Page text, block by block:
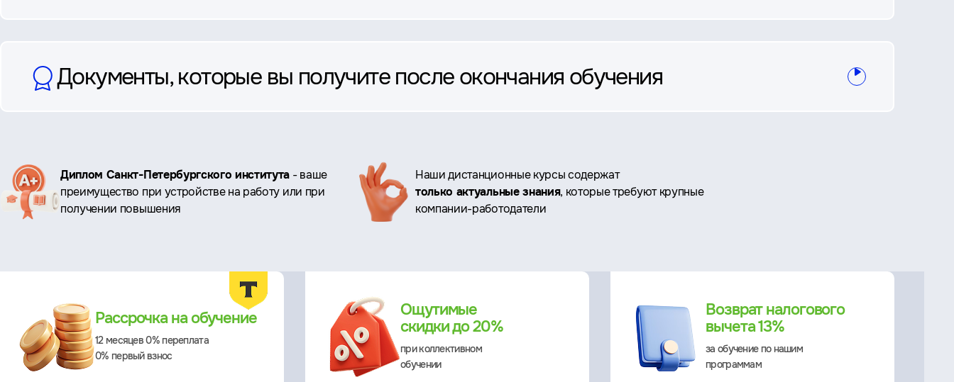
Документы, которые вы получите после окончания обучения
Ключевые
преимущества
Диплом Санкт-Петербургского института - ваше
преимущество при устройстве на работу или при
получении повышения
Наши дистанционные курсы содержат
только актуальные знания, которые требуют крупные
компании-работодатели
Рассрочка на обучение
12 месяцев 0% переплата
0% первый взнос
Ощутимые
скидки до 20%
при коллективном
обучении
Возврат налогового
вычета 13%
за обучение по нашим
программам